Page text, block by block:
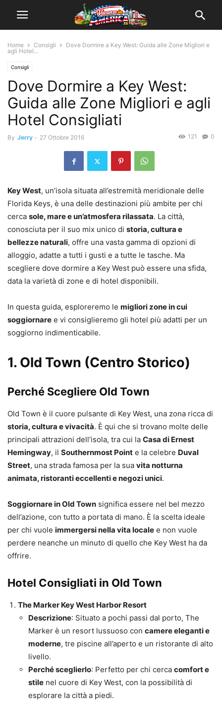
Home Consigli
Dove Dormire a Key West: Guida alle Zone Migliori e
agli Hotel...
Consigli
Dove Dormire a Key West:
Guida alle Zone Migliori e agli
Hotel Consigliati
By Jerry - 27 Ottobre 2016 0
121
Key West, un’isola situata all’estremità meridionale delle
Florida Keys, è una delle destinazioni più ambite per chi
cerca sole, mare e un’atmosfera rilassata. La città,
conosciuta per il suo mix unico di storia, cultura e
bellezze naturali, offre una vasta gamma di opzioni di
alloggio, adatte a tutti i gusti e a tutte le tasche. Ma
scegliere dove dormire a Key West può essere una sfida,
data la varietà di zone e di hotel disponibili.
In questa guida, esploreremo le migliori zone in cui
soggiornare e vi consiglieremo gli hotel più adatti per un
soggiorno indimenticabile.
1. Old Town (Centro Storico)
Perché Scegliere Old Town
Old Town è il cuore pulsante di Key West, una zona ricca di
storia, cultura e vivacità. È qui che si trovano molte delle
principali attrazioni dell’isola, tra cui la Casa di Ernest
Hemingway, il Southernmost Point e la celebre Duval
Street, una strada famosa per la sua vita notturna
animata, ristoranti eccellenti e negozi unici.
Soggiornare in Old Town significa essere nel bel mezzo
dell’azione, con tutto a portata di mano. È la scelta ideale
per chi vuole immergersi nella vita locale e non vuole
perdere neanche un minuto di quello che Key West ha da
offrire.
Hotel Consigliati in Old Town
The Marker Key West Harbor Resort
Descrizione: Situato a pochi passi dal porto, The
Marker è un resort lussuoso con camere eleganti e
moderne, tre piscine all’aperto e un ristorante di alto
livello.
Perché sceglierlo: Perfetto per chi cerca comfort e
stile nel cuore di Key West, con la possibilità di
esplorare la città a piedi.